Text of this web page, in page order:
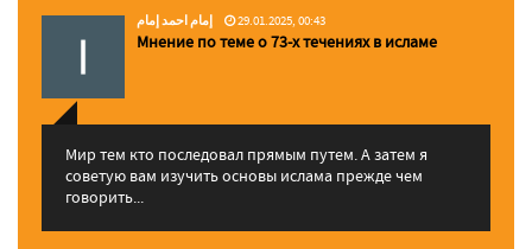
إمام احمد إمام 29.01.2025, 00:43
Мнение по теме о 73-х течениях в исламе
Мир тем кто последовал прямым путем. А затем я
советую вам изучить основы ислама прежде чем
говорить...